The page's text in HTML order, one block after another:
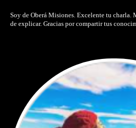
Soy de Oberá Misiones. Excelente tu charla.
de explicar. Gracias por compartir tus